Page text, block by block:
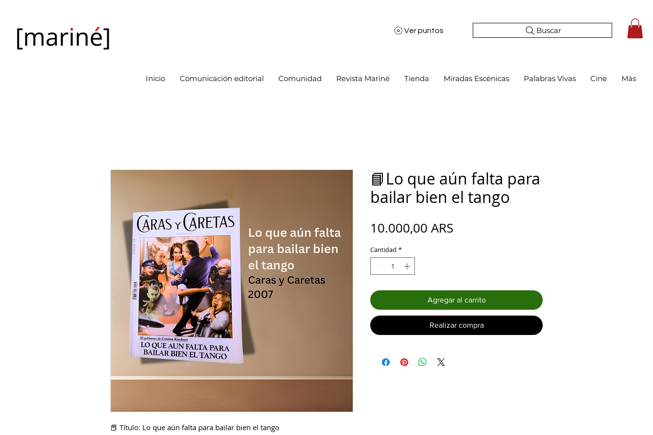
Ver puntos Buscar
Inicio Comunicación editorial Comunidad Revista Mariné Tienda Miradas Escénicas Palabras Vivas Cine Más
📕 Título: Lo que aún falta para bailar bien el tango
📘Lo que aún falta para
bailar bien el tango
10.000,00 ARS
Cantidad *
Agregar al carrito
Realizar compra